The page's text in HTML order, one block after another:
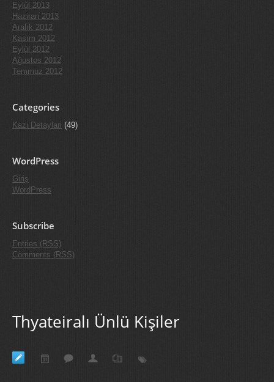
Eylül 2013
Haziran 2013
Aralık 2012
Kasım 2012
Eylül 2012
Ağustos 2012
Temmuz 2012
Categories
Kazi Detaylari (49)
WordPress
Giriş
WordPress
Subscribe
Entries (RSS)
Comments (RSS)
Thyateiralı Ünlü Kişiler